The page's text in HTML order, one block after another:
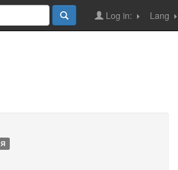
Lang
Log in:
Я